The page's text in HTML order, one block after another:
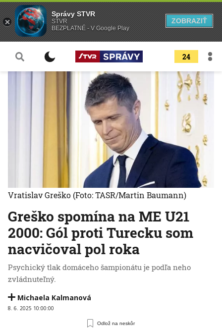
24
Greško spomína na ME U21
2000: Gól proti Turecku som
nacvičoval pol roka
Psychický tlak domáceho šampionátu je podľa neho
zvládnuteľný.
Michaela Kalmanová
8. 6. 2025 10:00:00
Odlož na neskôr
Vratislav Greško (Foto: TASR/Martin Baumann)
Správy STVR
STVR
BEZPLATNÉ - V Google Play
ZOBRAZIŤ